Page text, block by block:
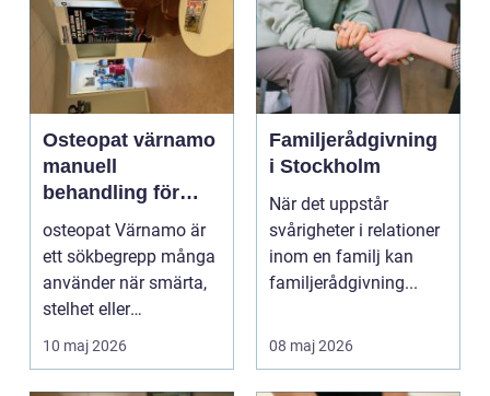
Osteopat värnamo
manuell
behandling för
minskad smärta
och Ökad rörlighet
osteopat Värnamo är
ett sökbegrepp många
använder när smärta,
stelhet eller
återkommande värk
börjar...
10 maj 2026
Familjerådgivning
i Stockholm
När det uppstår
svårigheter i relationer
inom en familj kan
familjerådgivning...
08 maj 2026